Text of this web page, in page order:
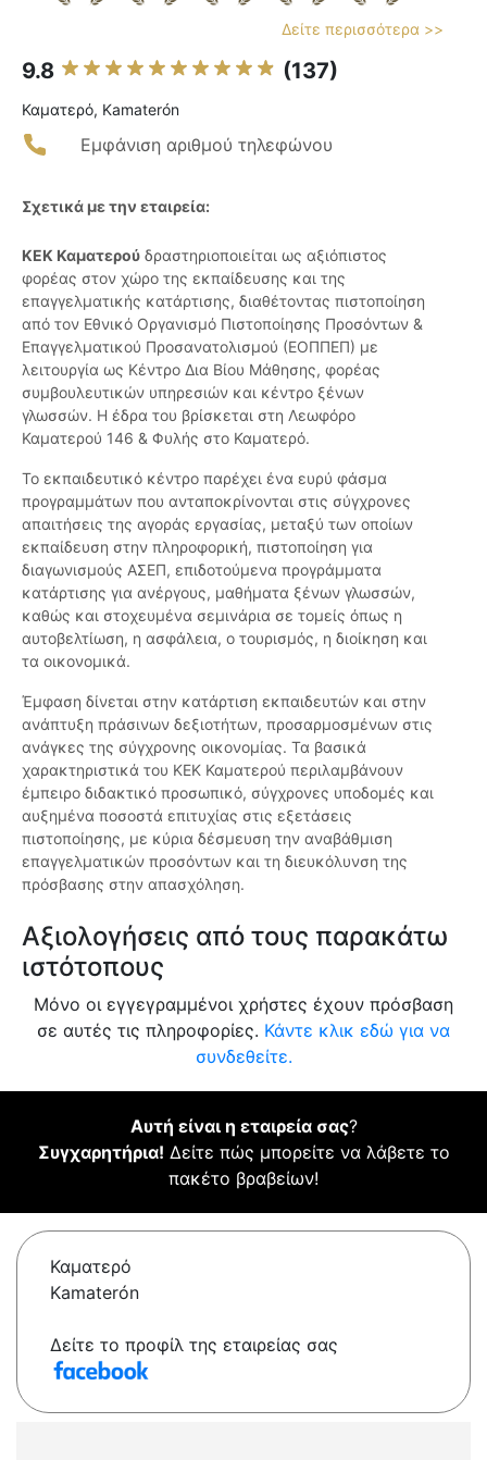
Δείτε περισσότερα >>
9.8 (137)
Καματερό, Kamaterón
Εμφάνιση αριθμού τηλεφώνου
Σχετικά με την εταιρεία:
ΚΕΚ Καματερού δραστηριοποιείται ως αξιόπιστος
φορέας στον χώρο της εκπαίδευσης και της
επαγγελματικής κατάρτισης, διαθέτοντας πιστοποίηση
από τον Εθνικό Οργανισμό Πιστοποίησης Προσόντων &
Επαγγελματικού Προσανατολισμού (ΕΟΠΠΕΠ) με
λειτουργία ως Κέντρο Δια Βίου Μάθησης, φορέας
συμβουλευτικών υπηρεσιών και κέντρο ξένων
γλωσσών. Η έδρα του βρίσκεται στη Λεωφόρο
Καματερού 146 & Φυλής στο Καματερό.
Το εκπαιδευτικό κέντρο παρέχει ένα ευρύ φάσμα
προγραμμάτων που ανταποκρίνονται στις σύγχρονες
απαιτήσεις της αγοράς εργασίας, μεταξύ των οποίων
εκπαίδευση στην πληροφορική, πιστοποίηση για
διαγωνισμούς ΑΣΕΠ, επιδοτούμενα προγράμματα
κατάρτισης για ανέργους, μαθήματα ξένων γλωσσών,
καθώς και στοχευμένα σεμινάρια σε τομείς όπως η
αυτοβελτίωση, η ασφάλεια, ο τουρισμός, η διοίκηση και
τα οικονομικά.
Έμφαση δίνεται στην κατάρτιση εκπαιδευτών και στην
ανάπτυξη πράσινων δεξιοτήτων, προσαρμοσμένων στις
ανάγκες της σύγχρονης οικονομίας. Τα βασικά
χαρακτηριστικά του ΚΕΚ Καματερού περιλαμβάνουν
έμπειρο διδακτικό προσωπικό, σύγχρονες υποδομές και
αυξημένα ποσοστά επιτυχίας στις εξετάσεις
πιστοποίησης, με κύρια δέσμευση την αναβάθμιση
επαγγελματικών προσόντων και τη διευκόλυνση της
πρόσβασης στην απασχόληση.
Αξιολογήσεις από τους παρακάτω
ιστότοπους
Μόνο οι εγγεγραμμένοι χρήστες έχουν πρόσβαση
σε αυτές τις πληροφορίες. Κάντε κλικ εδώ για να
συνδεθείτε.
Αυτή είναι η εταιρεία σας?
Συγχαρητήρια! Δείτε πώς μπορείτε να λάβετε το
πακέτο βραβείων!
Καματερό
Kamaterón
Δείτε το προφίλ της εταιρείας σας